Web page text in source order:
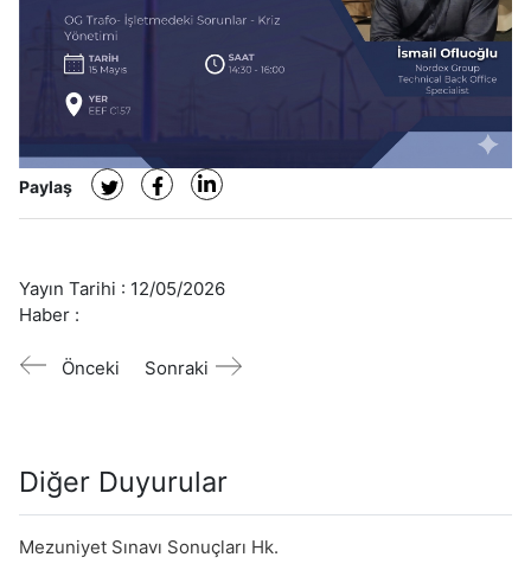
Paylaş
Yayın Tarihi : 12/05/2026
Haber :
Önceki Sonraki
Diğer Duyurular
Mezuniyet Sınavı Sonuçları Hk.